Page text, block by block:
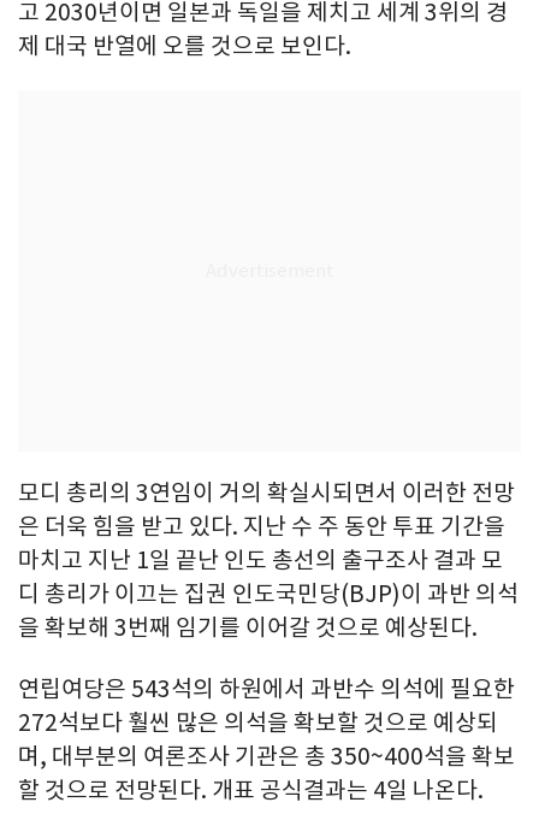
고 2030년이면 일본과 독일을 제치고 세계 3위의 경
제 대국 반열에 오를 것으로 보인다.
모디 총리의 3연임이 거의 확실시되면서 이러한 전망
은 더욱 힘을 받고 있다. 지난 수 주 동안 투표 기간을
마치고 지난 1일 끝난 인도 총선의 출구조사 결과 모
디 총리가 이끄는 집권 인도국민당(BJP)이 과반 의석
을 확보해 3번째 임기를 이어갈 것으로 예상된다.
연립여당은 543석의 하원에서 과반수 의석에 필요한
272석보다 훨씬 많은 의석을 확보할 것으로 예상되
며, 대부분의 여론조사 기관은 총 350~400석을 확보
할 것으로 전망된다. 개표 공식결과는 4일 나온다.